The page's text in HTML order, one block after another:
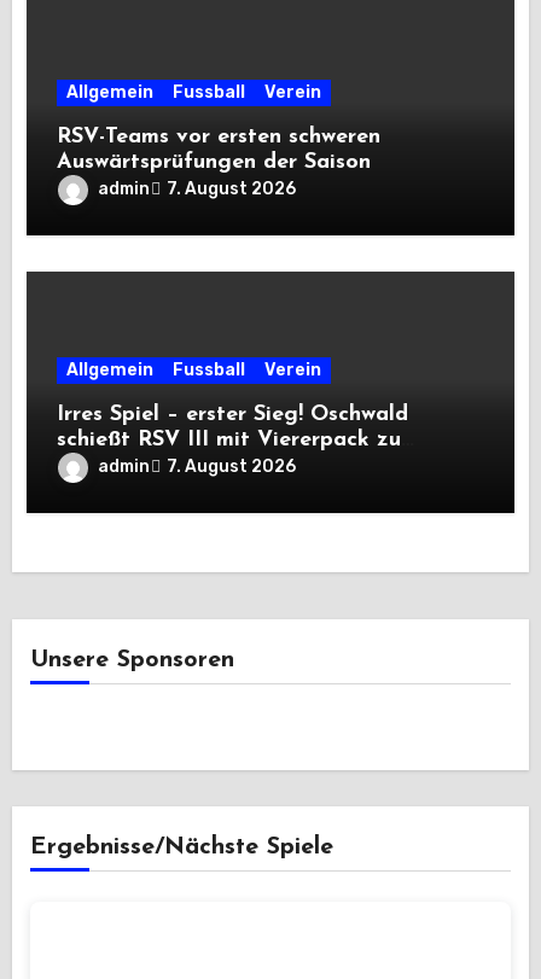
Allgemein Fussball Verein
RSV-Teams vor ersten schweren
Auswärtsprüfungen der Saison
admin 7. August 2026
Allgemein Fussball Verein
Irres Spiel – erster Sieg! Oschwald
schießt RSV III mit Viererpack zu
Premiere
admin 7. August 2026
Unsere Sponsoren
Ergebnisse/Nächste Spiele